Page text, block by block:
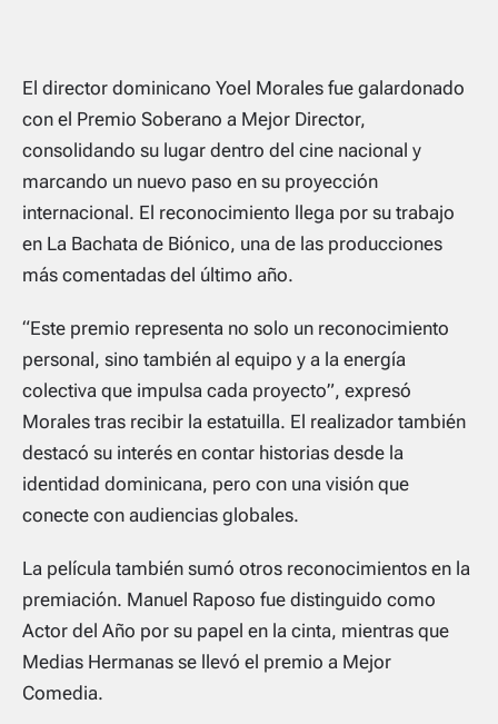
El director dominicano Yoel Morales fue galardonado
con el Premio Soberano a Mejor Director,
consolidando su lugar dentro del cine nacional y
marcando un nuevo paso en su proyección
internacional. El reconocimiento llega por su trabajo
en La Bachata de Biónico, una de las producciones
más comentadas del último año.
“Este premio representa no solo un reconocimiento
personal, sino también al equipo y a la energía
colectiva que impulsa cada proyecto”, expresó
Morales tras recibir la estatuilla. El realizador también
destacó su interés en contar historias desde la
identidad dominicana, pero con una visión que
conecte con audiencias globales.
La película también sumó otros reconocimientos en la
premiación. Manuel Raposo fue distinguido como
Actor del Año por su papel en la cinta, mientras que
Medias Hermanas se llevó el premio a Mejor
Comedia.